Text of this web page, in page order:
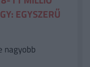
EGYSZERŰ
nagyobb